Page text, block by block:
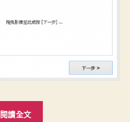
閱讀全文